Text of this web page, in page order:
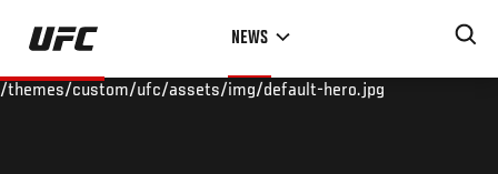
Skip
main
NEWS
/themes/custom/ufc/assets/img/default-hero.jpg